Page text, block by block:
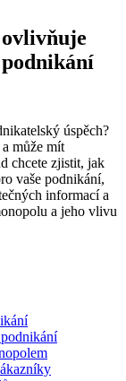
úspěch?
může mít
chcete zjistit, jak
vaše podnikání,
informací a
a jeho vlivu